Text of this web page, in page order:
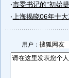
·市委书记的“初始
· 上海揭晓06年十
用户：